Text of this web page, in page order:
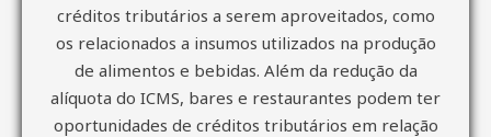
créditos tributários a serem aproveitados, como
os relacionados a insumos utilizados na produção
de alimentos e bebidas. Além da redução da
alíquota do ICMS, bares e restaurantes podem ter
oportunidades de créditos tributários em relação